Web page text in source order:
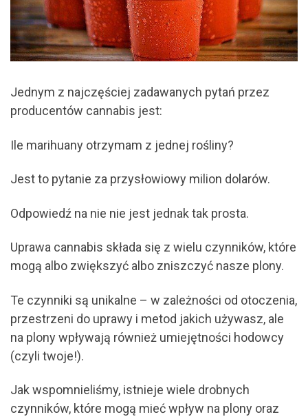
Jednym z najczęściej zadawanych pytań przez
producentów cannabis jest:
Ile marihuany otrzymam z jednej rośliny?
Jest to pytanie za przysłowiowy milion dolarów.
Odpowiedź na nie nie jest jednak tak prosta.
Uprawa cannabis składa się z wielu czynników, które
mogą albo zwiększyć albo zniszczyć nasze plony.
Te czynniki są unikalne – w zależności od otoczenia,
przestrzeni do uprawy i metod jakich używasz, ale
na plony wpływają również umiejętności hodowcy
(czyli twoje!).
Jak wspomnieliśmy, istnieje wiele drobnych
czynników, które mogą mieć wpływ na plony oraz